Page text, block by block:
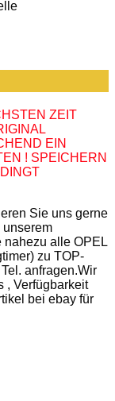
ZEIT
EIN
! SPEICHERN
Sie uns gerne
unserem
nahezu alle OPEL
zu TOP-
anfragen.Wir
, Verfügbarkeit
bei ebay für